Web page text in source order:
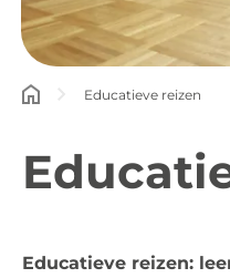
Educatieve reizen
Educatieve reizen: